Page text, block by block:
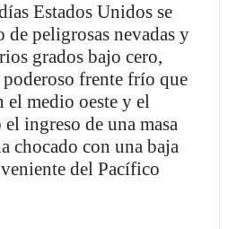
Estados Unidos se
de peligrosas nevadas y
grados bajo cero,
frente frío que
el medio oeste y el
ingreso de una masa
chocado con una baja
del Pacífico